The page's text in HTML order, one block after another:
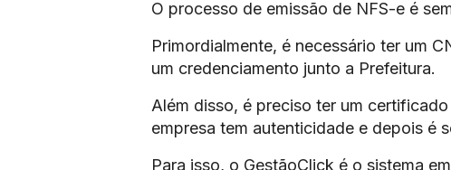
O processo de emissão de NFS-e é
Primordialmente, é necessário ter um
um credenciamento junto a Prefeitura.
Além disso, é preciso ter um
empresa tem autenticidade e depois é
Para isso, o GestãoClick é o sistema